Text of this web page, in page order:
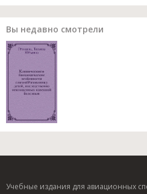
Вы недавно смотрели
Учебные издания для авиационных